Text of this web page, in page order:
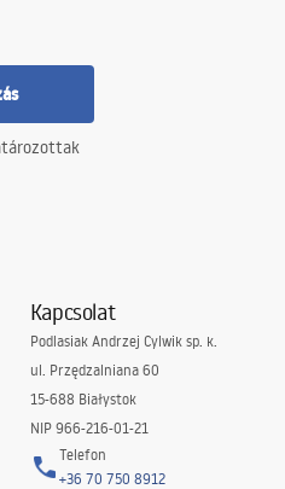
Kapcsolat
Podlasiak Andrzej Cylwik sp. k.
ul. Przędzalniana 60
15-688 Białystok
NIP 966-216-01-21
Telefon
+36 70 750 8912